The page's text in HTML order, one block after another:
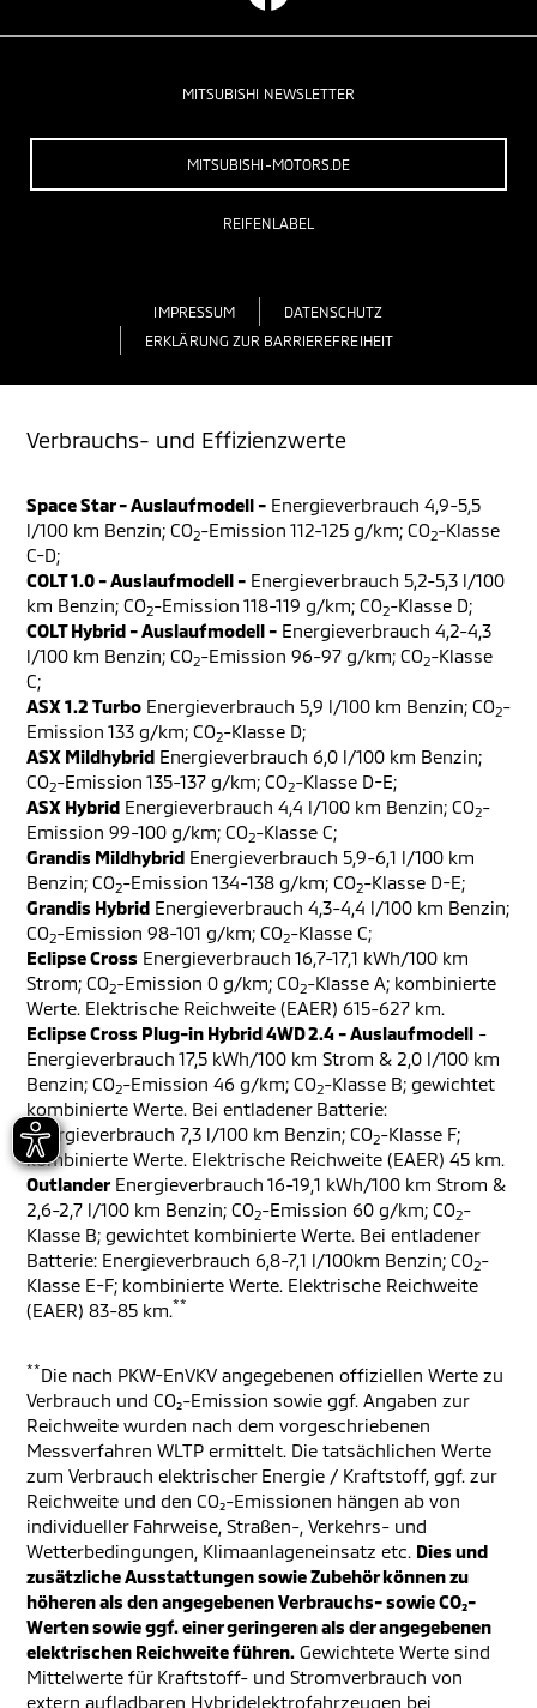
MITSUBISHI NEWSLETTER
MITSUBISHI-MOTORS.DE
REIFENLABEL
IMPRESSUM
DATENSCHUTZ
ERKLÄRUNG ZUR BARRIEREFREIHEIT
Verbrauchs- und Effizienzwerte
Space Star - Auslaufmodell - Energieverbrauch 4,9-5,5
l/100 km Benzin; CO2-Emission 112-125 g/km; CO2-Klasse
C-D;
COLT 1.0 - Auslaufmodell - Energieverbrauch 5,2-5,3 l/100
km Benzin; CO2-Emission 118-119 g/km; CO2-Klasse D;
COLT Hybrid - Auslaufmodell - Energieverbrauch 4,2-4,3
l/100 km Benzin; CO2-Emission 96-97 g/km; CO2-Klasse
C;
ASX 1.2 Turbo Energieverbrauch 5,9 l/100 km Benzin; CO2-
Emission 133 g/km; CO2-Klasse D;
ASX Mildhybrid Energieverbrauch 6,0 l/100 km Benzin;
CO2-Emission 135-137 g/km; CO2-Klasse D-E;
ASX Hybrid Energieverbrauch 4,4 l/100 km Benzin; CO2-
Emission 99-100 g/km; CO2-Klasse C;
Grandis Mildhybrid Energieverbrauch 5,9-6,1 l/100 km
Benzin; CO2-Emission 134-138 g/km; CO2-Klasse D-E;
Grandis Hybrid Energieverbrauch 4,3-4,4 l/100 km Benzin;
CO2-Emission 98-101 g/km; CO2-Klasse C;
Eclipse Cross Energieverbrauch 16,7-17,1 kWh/100 km
Strom; CO2-Emission 0 g/km; CO2-Klasse A; kombinierte
Werte. Elektrische Reichweite (EAER) 615-627 km.
Eclipse Cross Plug-in Hybrid 4WD 2.4 - Auslaufmodell -
Energieverbrauch 17,5 kWh/100 km Strom & 2,0 l/100 km
Benzin; CO2-Emission 46 g/km; CO2-Klasse B; gewichtet
kombinierte Werte. Bei entladener Batterie:
Energieverbrauch 7,3 l/100 km Benzin; CO2-Klasse F;
kombinierte Werte. Elektrische Reichweite (EAER) 45 km.
Outlander Energieverbrauch 16-19,1 kWh/100 km Strom &
2,6-2,7 l/100 km Benzin; CO2-Emission 60 g/km; CO2-
Klasse B; gewichtet kombinierte Werte. Bei entladener
Batterie: Energieverbrauch 6,8-7,1 l/100km Benzin; CO2-
Klasse E-F; kombinierte Werte. Elektrische Reichweite
(EAER) 83-85 km.**
**Die nach PKW-EnVKV angegebenen offiziellen Werte zu
Verbrauch und CO₂-Emission sowie ggf. Angaben zur
Reichweite wurden nach dem vorgeschriebenen
Messverfahren WLTP ermittelt. Die tatsächlichen Werte
zum Verbrauch elektrischer Energie / Kraftstoff, ggf. zur
Reichweite und den CO₂-Emissionen hängen ab von
individueller Fahrweise, Straßen-, Verkehrs- und
Wetterbedingungen, Klimaanlageneinsatz etc. Dies und
zusätzliche Ausstattungen sowie Zubehör können zu
höheren als den angegebenen Verbrauchs- sowie CO₂-
Werten sowie ggf. einer geringeren als der angegebenen
elektrischen Reichweite führen. Gewichtete Werte sind
Mittelwerte für Kraftstoff- und Stromverbrauch von
extern aufladbaren Hybridelektrofahrzeugen bei